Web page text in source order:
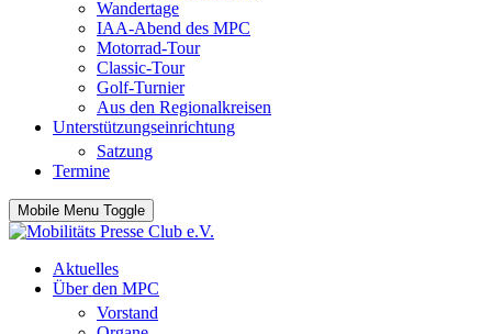
Wandertage
IAA-Abend des MPC
Motorrad-Tour
Classic-Tour
Golf-Turnier
Aus den Regionalkreisen
Unterstützungseinrichtung
Satzung
Termine
Mobile Menu Toggle
Aktuelles
Über den MPC
Vorstand